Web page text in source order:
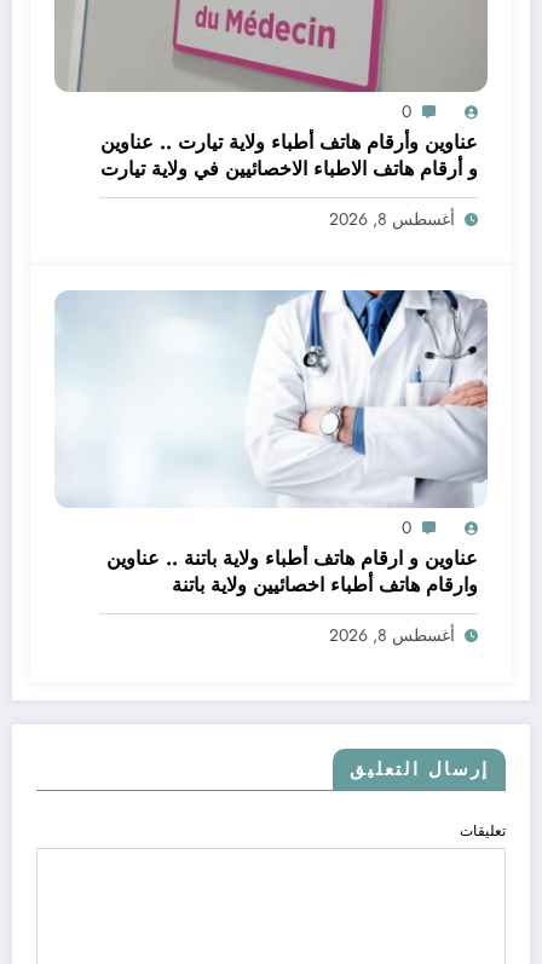
0
عناوين وأرقام هاتف أطباء ولاية تيارت .. عناوين
و أرقام هاتف الاطباء الاخصائيين في ولاية تيارت
أغسطس 8, 2026
0
عناوين و ارقام هاتف أطباء ولاية باتنة .. عناوين
وارقام هاتف أطباء اخصائيين ولاية باتنة
أغسطس 8, 2026
إرسال التعليق
تعليقات